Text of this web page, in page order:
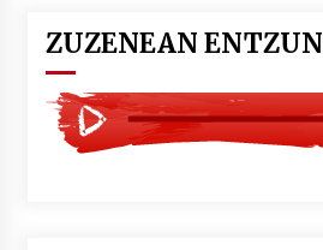
ZUZENEAN ENTZUN